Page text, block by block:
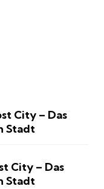
City – Das
Stadt
City – Das
Stadt